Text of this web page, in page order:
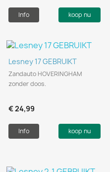
Info koop nu
Lesney 17 GEBRUIKT
Zandauto HOVERINGHAM
zonder doos.
€ 24,99
Info koop nu